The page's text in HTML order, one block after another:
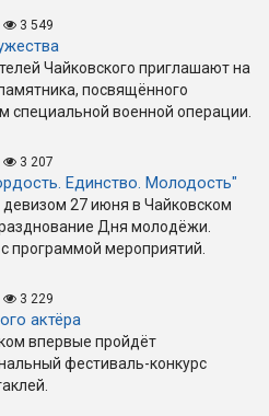
3 549
Чайковского приглашают на
посвящённого
специальной военной операции.
3 207
Единство. Молодость"
девизом 27 июня в Чайковском
Дня молодёжи.
программой мероприятий.
3 229
актёра
впервые пройдёт
фестиваль-конкурс